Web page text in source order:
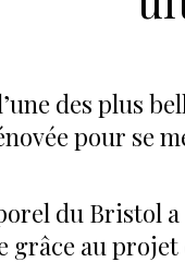
des plus
pour se
du Bristol
grâce au projet